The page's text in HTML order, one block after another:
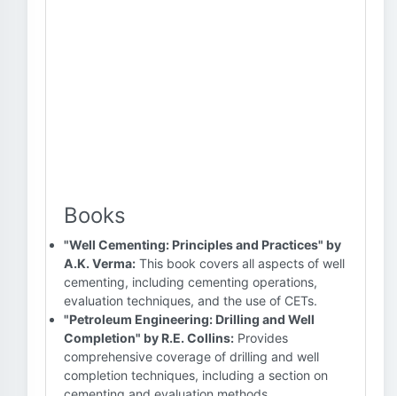
Books
"Well Cementing: Principles and Practices" by
A.K. Verma: This book covers all aspects of well
cementing, including cementing operations,
evaluation techniques, and the use of CETs.
"Petroleum Engineering: Drilling and Well
Completion" by R.E. Collins: Provides
comprehensive coverage of drilling and well
completion techniques, including a section on